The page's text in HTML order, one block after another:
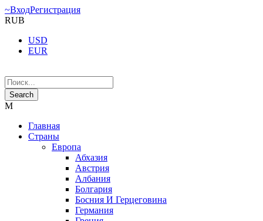
ВходРегистрация
RUB
USD
EUR
Главная
Страны
Европа
Абхазия
Австрия
Албания
Болгария
Босния И Герцеговина
Германия